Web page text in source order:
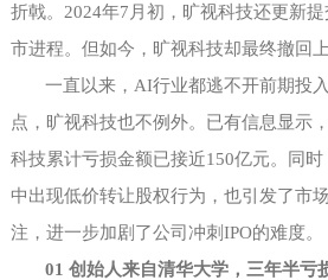
折戟。2024年7月初，旷视科技还更新
市进程。但如今，旷视科技却最终撤回
一直以来， AI行业都逃不开前期投
点，旷视科技也不例外。已有信息显示
科技累计亏损金额已接近150亿元。同
中出现低价转让股权行为，也引发了市
注，进一步加剧了公司冲刺IPO的难度。
01 创始人来自清华大学，三年半亏